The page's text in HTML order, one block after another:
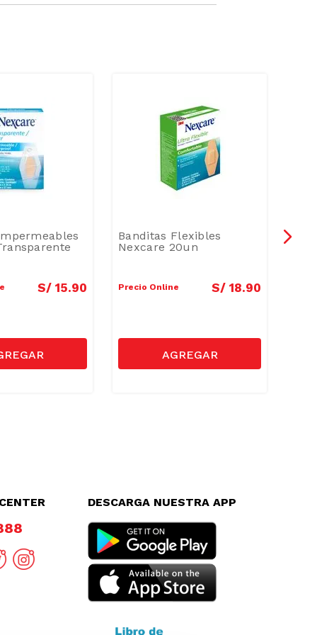
S/ 15.90
Banditas Flexibles
Nexcare 20un
Precio Online S/ 18.90
DESCARGA NUESTRA APP